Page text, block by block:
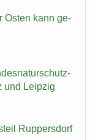
Osten kann ge­
und Leip­zig
Rup­pers­dorf